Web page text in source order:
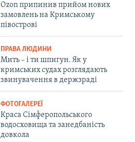
Ozon припинив прийом нових
замовлень на Кримському
півострові
ПРАВА ЛЮДИНИ
Мить – і ти шпигун. Як у
кримських судах розглядають
звинувачення в держзраді
ФОТОГАЛЕРЕЇ
Краса Сімферопольського
водосховища та занедбаність
довкола